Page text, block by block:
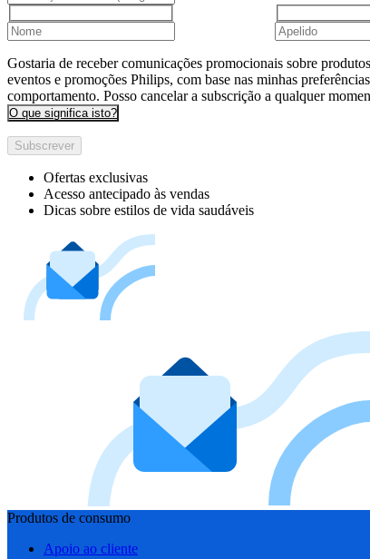
Gostaria de receber comunicações promocionais sobre
eventos e promoções Philips, com base nas minhas
comportamento. Posso cancelar a subscrição a qualquer
O que significa isto?
Subscrever
Ofertas exclusivas
Acesso antecipado às vendas
Dicas sobre estilos de vida saudáveis
Produtos de consumo
Apoio ao cliente